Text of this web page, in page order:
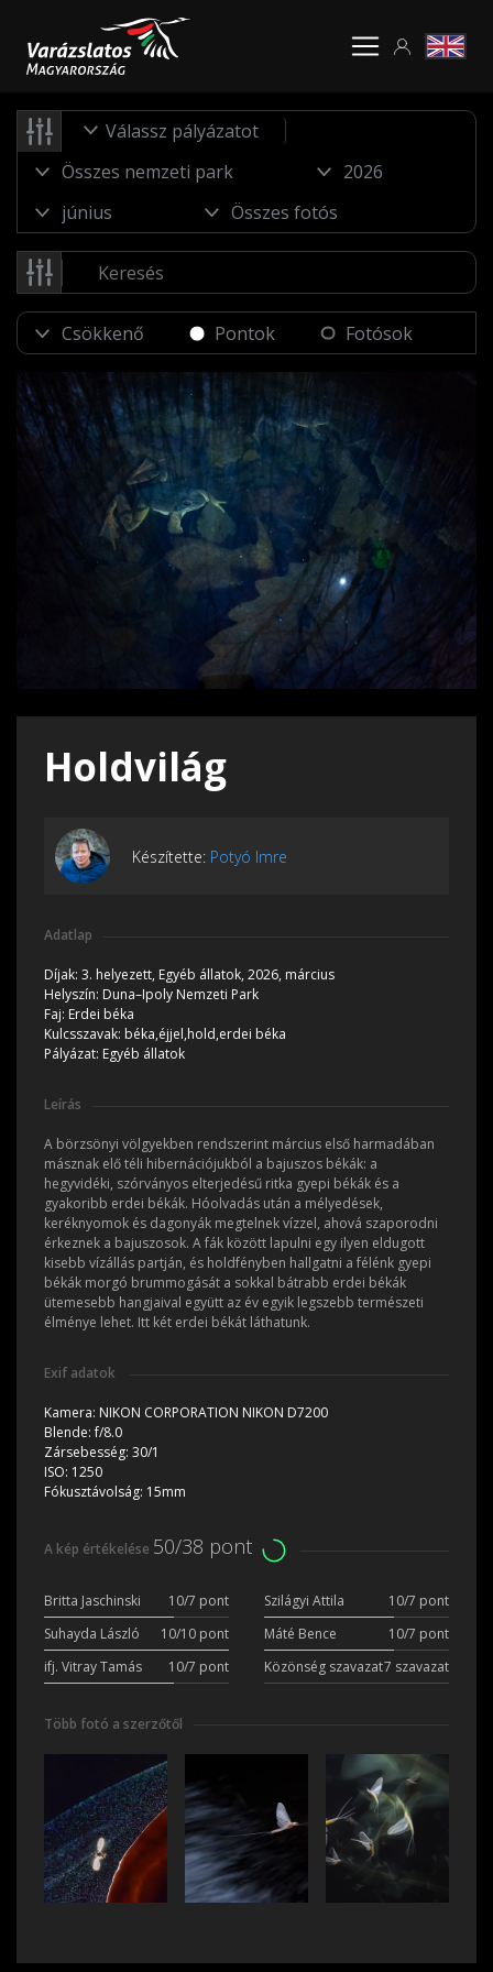
Válassz pályázatot
Pontok Fotósok
Holdvilág
Készítette: Potyó Imre
Adatlap
Díjak: 3. helyezett, Egyéb állatok, 2026, március
Helyszín: Duna–Ipoly Nemzeti Park
Faj: Erdei béka
Kulcsszavak: béka,éjjel,hold,erdei béka
Pályázat: Egyéb állatok
Leírás
A börzsönyi völgyekben rendszerint március első harmadában
másznak elő téli hibernációjukból a bajuszos békák: a
hegyvidéki, szórványos elterjedésű ritka gyepi békák és a
gyakoribb erdei békák. Hóolvadás után a mélyedések,
keréknyomok és dagonyák megtelnek vízzel, ahová szaporodni
érkeznek a bajuszosok. A fák között lapulni egy ilyen eldugott
kisebb vízállás partján, és holdfényben hallgatni a félénk gyepi
békák morgó brummogását a sokkal bátrabb erdei békák
ütemesebb hangjaival együtt az év egyik legszebb természeti
élménye lehet. Itt két erdei békát láthatunk.
Exif adatok
Kamera: NIKON CORPORATION NIKON D7200
Blende:f/8.0
Zársebesség: 30/1
ISO: 1250
Fókusztávolság: 15mm
A kép értékelése 50/38 pont
Britta Jaschinski 10/7 pont Szilágyi Attila
10/7 pont
Suhayda László
10/10 pont Máté Bence
10/7 pont
ifj. Vitray Tamás
10/7 pont Közönség szavazat7 szavazat
Több fotó a szerzőtől